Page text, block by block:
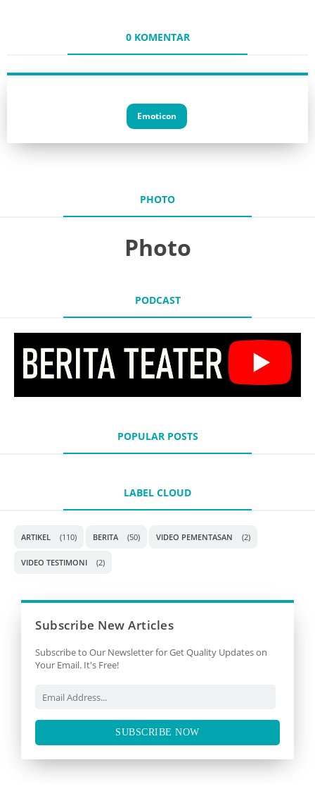
0 KOMENTAR
Emoticon
PHOTO
Photo
PODCAST
POPULAR POSTS
LABEL CLOUD
ARTIKEL (110) BERITA (50) VIDEO PEMENTASAN (2)
VIDEO TESTIMONI (2)
Subscribe New Articles
Subscribe to Our Newsletter for Get Quality Updates on
Your Email. It's Free!
SUBSCRIBE NOW